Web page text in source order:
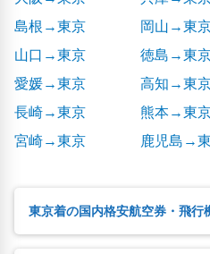
島根→東京
岡山→東
山口→東京
徳島→東
愛媛→東京
高知→東
長崎→東京
熊本→東
宮崎→東京
鹿児島→
東京着の国内格安航空券・飛行